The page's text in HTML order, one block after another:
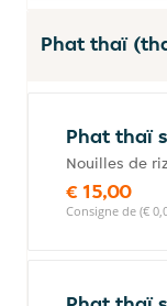
Phat thaï
Phat thaï
Nouilles de
€ 15,00
Consigne de (€